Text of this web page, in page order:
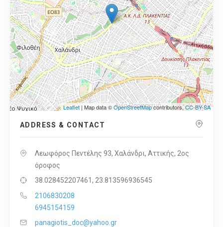
Leaflet | Map data ©OpenStreetMapcontributors,CC-BY-SA
ADDRESS & CONTACT
Λεωφόρος Πεντέλης 93, Χαλάνδρι, Αττικής, 2ος
όροφος
38.028452207461, 23.813596936545
2106830208
6945154159
panagiotis_doc@yahoo.gr